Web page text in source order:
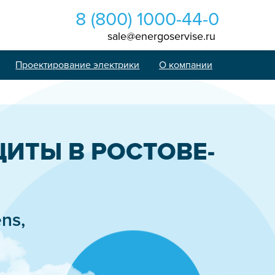
8 (800) 1000-44-0
sale@energoservise.ru
Проектирование электрики О компании
В РОСТОВЕ-